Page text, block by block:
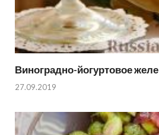
Виноградно-йогуртовое желе
27.09.2019